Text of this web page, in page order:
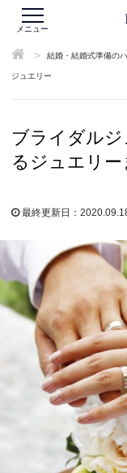
メニュー
> 結婚・結婚式準備の
ジュエリー
ブライダル
るジュエリー
最終更新日：